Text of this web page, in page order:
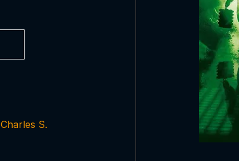
Charles S.